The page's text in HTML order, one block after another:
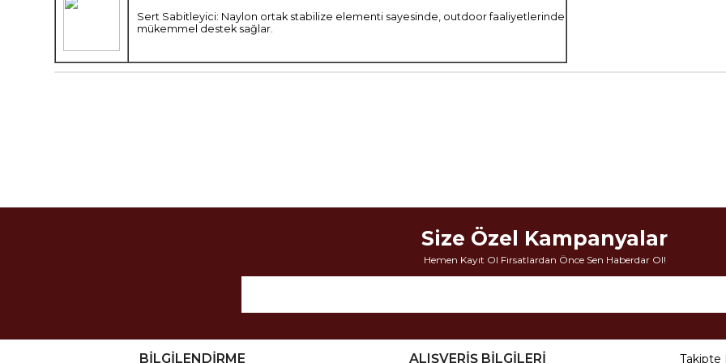
Sert Sabitleyici: Naylon ortak stabilize elementi sayesinde, outdoor faaliyetlerinde
mükemmel destek sağlar.
Size Özel Kampanyalar
Hemen Kayıt Ol Fırsatlardan Önce Sen Haberdar Ol!
BİLGİLENDİRME ALIŞVERİŞ BİLGİLERİ Takipte